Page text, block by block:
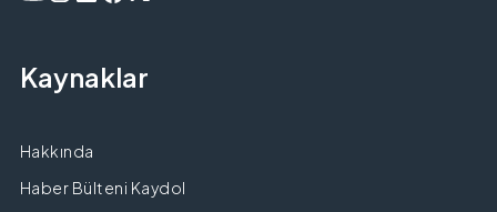
Kaynaklar
Hakkında
Haber Bülteni Kaydol